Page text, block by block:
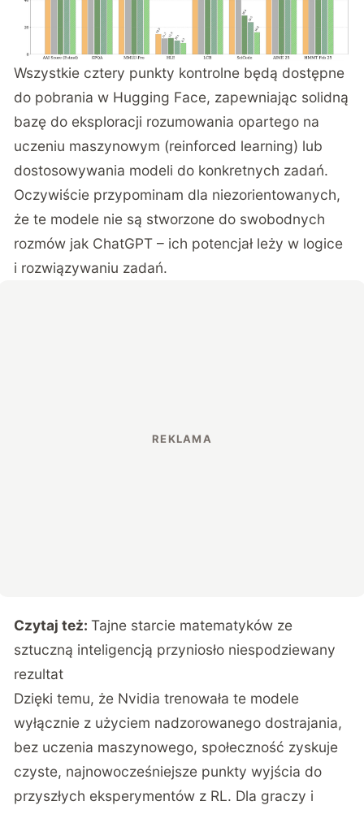
Wszystkie cztery punkty kontrolne będą dostępne
do pobrania w Hugging Face, zapewniając solidną
bazę do eksploracji rozumowania opartego na
uczeniu maszynowym (reinforced learning) lub
dostosowywania modeli do konkretnych zadań.
Oczywiście przypominam dla niezorientowanych,
że te modele nie są stworzone do swobodnych
rozmów jak ChatGPT – ich potencjał leży w logice
i rozwiązywaniu zadań.
Czytaj też:Tajne starcie matematyków ze
sztuczną inteligencją przyniosło niespodziewany
rezultat
Dzięki temu, że Nvidia trenowała te modele
wyłącznie z użyciem nadzorowanego dostrajania,
bez uczenia maszynowego, społeczność zyskuje
czyste, najnowocześniejsze punkty wyjścia do
przyszłych eksperymentów z RL. Dla graczy i